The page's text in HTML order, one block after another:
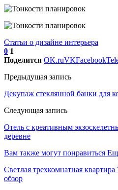
Статьи о дизайне интерьера
0 1
Поделится OK.ruVKFacebook
Предыдущая запись
Декупаж стеклянной банки для
Следующая запись
Отель с креативным
деревне
Вам также могут понравиться
Светлая трехкомнатная
обзор